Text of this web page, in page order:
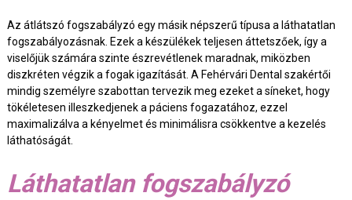
Az átlátszó fogszabályzó egy másik népszerű típusa a láthatatlan
fogszabályozásnak. Ezek a készülékek teljesen áttetszőek, így a
viselőjük számára szinte észrevétlenek maradnak, miközben
diszkréten végzik a fogak igazítását. A Fehérvári Dental szakértői
mindig személyre szabottan tervezik meg ezeket a síneket, hogy
tökéletesen illeszkedjenek a páciens fogazatához, ezzel
maximalizálva a kényelmet és minimálisra csökkentve a kezelés
láthatóságát.
Láthatatlan fogszabályzó